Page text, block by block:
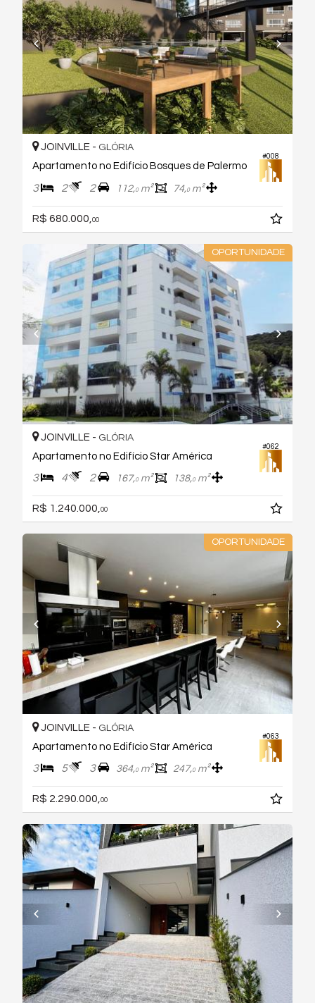
#008
JOINVILLE - GLÓRIA
Apartamento no Edifício Bosques de Palermo
3 2 2 112,0m² 74,0m²
R$ 680.000, 00
OPORTUNIDADE
#062
JOINVILLE - GLÓRIA
Apartamento no Edifício Star América
3 4 2 167,0m² 138,0m²
R$ 1.240.000,00
OPORTUNIDADE
#063
JOINVILLE - GLÓRIA
Apartamento no Edifício Star América
3 5 3 364,0m² 247,0m²
R$ 2.290.000, 00